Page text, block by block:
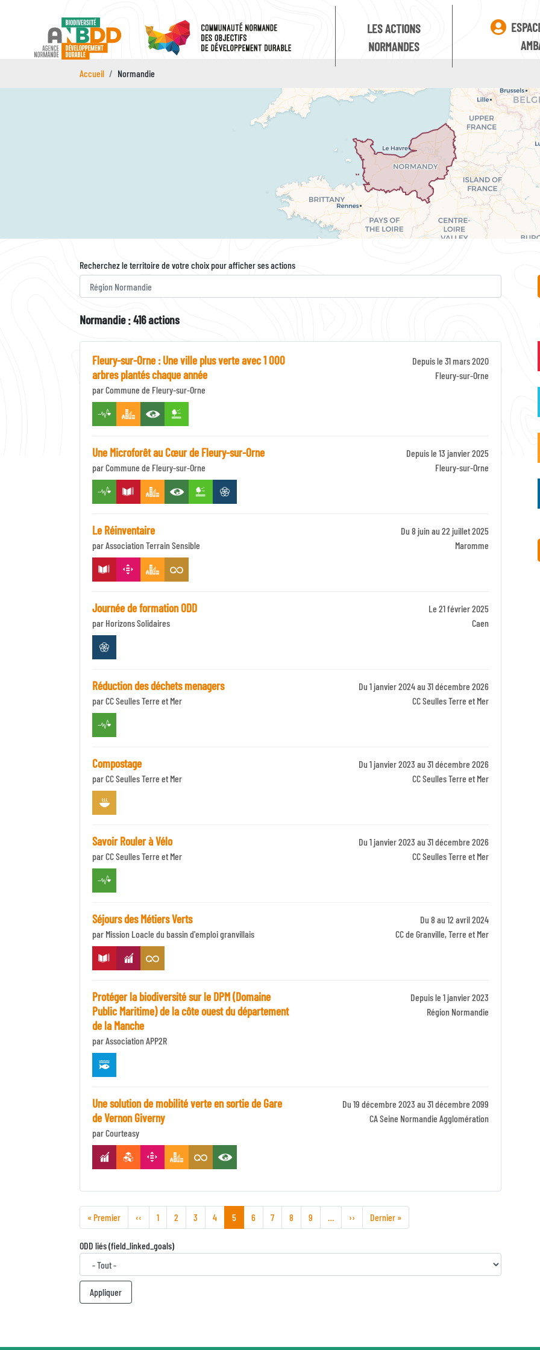
LES ACTIONS
NORMANDES
Accueil Normandie
Recherchez le territoire de votre choix pour afficher ses actions
Normandie : 416 actions
Fleury-sur-Orne : Une ville plus verte avec 1 000
arbres plantés chaque année
par Commune de Fleury-sur-Orne
Depuis le 31 mars 2020
Fleury-sur-Orne
Une Microforêt au Cœur de Fleury-sur-Orne
par Commune de Fleury-sur-Orne
Depuis le 13 janvier 2025
Fleury-sur-Orne
Le Réinventaire
par Association Terrain Sensible
Du 8 juin au 22 juillet 2025
Maromme
Journée de formation ODD
par Horizons Solidaires
Le 21 février 2025
Caen
Réduction des déchets menagers
par CC Seulles Terre et Mer
Du 1 janvier 2024 au 31 décembre 2026
CC Seulles Terre et Mer
Compostage
par CC Seulles Terre et Mer
Du 1 janvier 2023 au 31 décembre 2026
CC Seulles Terre et Mer
Savoir Rouler à Vélo
par CC Seulles Terre et Mer
Du 1 janvier 2023 au 31 décembre 2026
CC Seulles Terre et Mer
Séjours des Métiers Verts
par Mission Loacle du bassin d'emploi granvillais
Du 8 au 12 avril 2024
CC de Granville, Terre et Mer
Protéger la biodiversité sur le DPM (Domaine
Public Maritime) de la côte ouest du département
de la Manche
par Association APP2R
Depuis le 1 janvier 2023
Région Normandie
Une solution de mobilité verte en sortie de Gare
de Vernon Giverny
par Courteasy
Du 19 décembre 2023 au 31 décembre 2099
CA Seine Normandie Agglomération
Première
page
« Premier
Page
précédente
‹‹ Page
1 Page
2 Page
3 Page
4
Page
courante
5 Page
6 Page
7 Page
8 Page
9 …
Page
suivante
››
Dernière
page
Dernier »
ODD liés (field_linked_goals)